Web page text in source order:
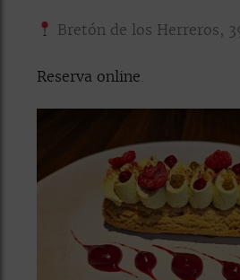
Bretón de los Herreros,
Reserva online.